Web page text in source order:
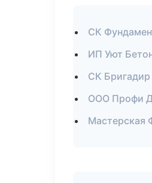
СК
ИП Уют
СК Бригадир
ООО Профи
Мастерская